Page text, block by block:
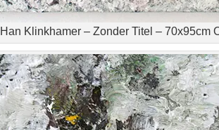
Han Klinkhamer – Zonder Titel – 70x95cm